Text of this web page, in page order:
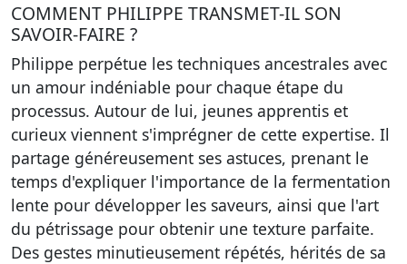
COMMENT PHILIPPE TRANSMET-IL SON
SAVOIR-FAIRE ?
Philippe perpétue les techniques ancestrales avec
un amour indéniable pour chaque étape du
processus. Autour de lui, jeunes apprentis et
curieux viennent s'imprégner de cette expertise. Il
partage généreusement ses astuces, prenant le
temps d'expliquer l'importance de la fermentation
lente pour développer les saveurs, ainsi que l'art
du pétrissage pour obtenir une texture parfaite.
Des gestes minutieusement répétés, hérités de sa